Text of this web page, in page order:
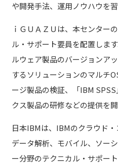
や開発手法、運用ノウハウを習
ｉＧＵＡＺＵは、本センター
ル・サポート要員を配置しま
ルウェア製品のバージョンア
するソリューションのマルチ
ージ製品の検証、「IBM
クス製品の研修などの提供を開
日本IBMは、IBMのクラウド
データ解析、モバイル、ソー
ー分野のテクニカル・サポー